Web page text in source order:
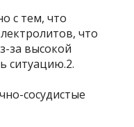
с тем, что
что
за высокой
ситуацию.2.
сосудистые